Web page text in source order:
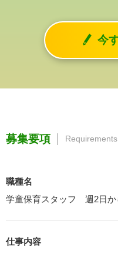
今
募集要項 Requirements
職種名
学童保育スタッフ 週2日か
仕事内容